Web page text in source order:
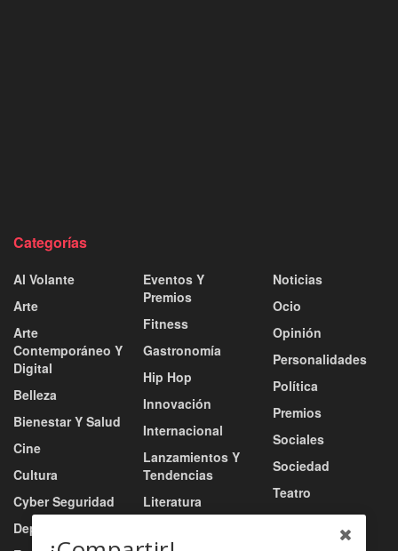
Categorías
Al Volante
Arte
Arte
Contemporáneo Y
Digital
Belleza
Bienestar Y Salud
Cine
Cultura
Cyber Seguridad
Deportes
Eventos Y
Premios
Fitness
Gastronomía
Hip Hop
Innovación
Internacional
Lanzamientos Y
Tendencias
Literatura
Noticias
Ocio
Opinión
Personalidades
Política
Premios
Sociales
Sociedad
Teatro
Tecnología